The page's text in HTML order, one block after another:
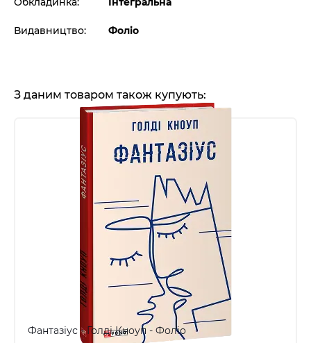
Видавництво: Фоліо
З даним товаром також купують:
Фантазіус - Голді Кноуп - Фоліо